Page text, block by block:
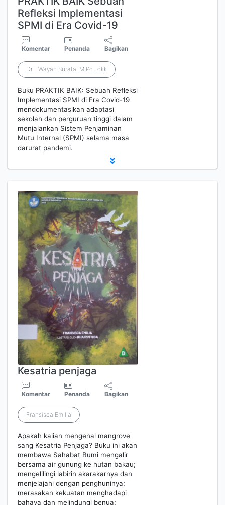
Refleksi Implementasi
SPMI di Era Covid-19
Komentar Penanda Bagikan
Dr. I Wayan Surata, M.Pd., dkk
Buku PRAKTIK BAIK: Sebuah Refleksi
Implementasi SPMI di Era Covid-19
mendokumentasikan adaptasi
sekolah dan perguruan tinggi dalam
menjalankan Sistem Penjaminan
Mutu Internal (SPMI) selama masa
darurat pandemi.
Kesatria penjaga
Komentar Penanda Bagikan
Fransisca Emilia
Apakah kalian mengenal mangrove
sang Kesatria Penjaga? Buku ini akan
membawa Sahabat Bumi mengalir
bersama air gunung ke hutan bakau;
mengelilingi labirin akarakarnya dan
menjelajahi dengan penghuninya;
merasakan kekuatan menghadapi
bahaya dan melindungi benua;